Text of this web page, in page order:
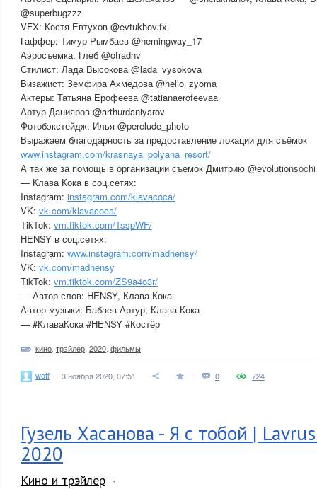
@superbugzzz
VFX: Костя Евтухов @evtukhov.fx
Гаффер: Тимур Рымбаев @hemingway_17
Аэросъемка: Глеб @otradnv
Стилист: Лада Высокова @lada_vysokova
Визажист: Земфира Ахмедова @hello_zyoma
Актеры: Татьяна Ерофеева @tatianaerofeevaa
Артур Данияров @arthurdaniyarov
Фотобэкстейдж: Илья @perelude_photo
Выражаем благодарность за предоставление локации для съёмок
www.instagram.com/krasnaya_polyana_resort/
А так же за помощь в организации съемок Дмитрию
— Клава Кока в соц.сетях:
Instagram: instagram.com/klavacoca/
VK: vk.com/klavacoca/
ТikTok: vm.tiktok.com/TsspWF/
HENSY в соц.сетях:
Instagram: www.instagram.com/madhensy/
VK: vk.com/madhensy
ТikTok: vm.tiktok.com/ZS9a4o3r/
— Автор слов: HENSY, Клава Кока
Автор музыки: Бабаев Артур, Клава Кока
— #КлаваКока #HENSY #Костёр
кино трэйлер 2020 фильмы
woff 3 ноября 2020, 07:51 0 724
Гузель Хасанова - Я с тобой |
2020
Кино и трэйлер